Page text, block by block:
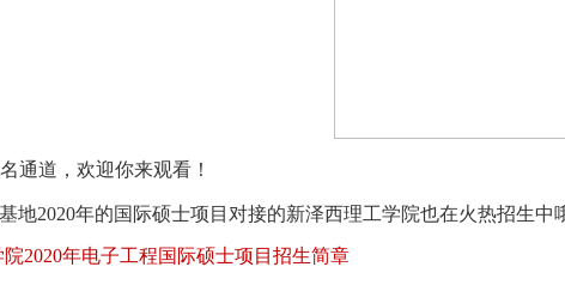
通道，欢迎你来观看！
地2020年的国际硕士项目对接的新泽西理工学院也在火热招生
2020年电子工程国际硕士项目招生简章